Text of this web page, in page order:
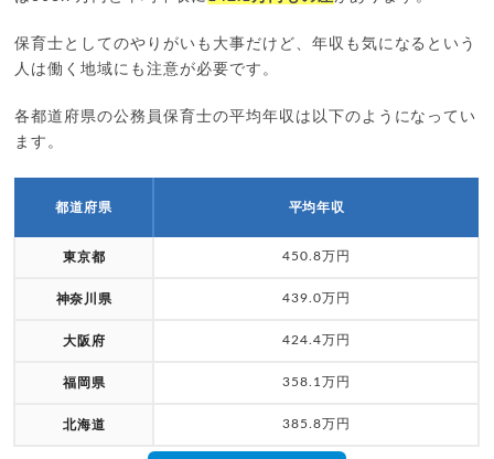
保育士としてのやりがいも大事だけど、年収も気になるという
人は働く地域にも注意が必要です。
各都道府県の公務員保育士の平均年収は以下のようになってい
ます。
都道府県 平均年収
東京都 450.8万円
神奈川県 439.0万円
大阪府 424.4万円
福岡県 358.1万円
北海道 385.8万円